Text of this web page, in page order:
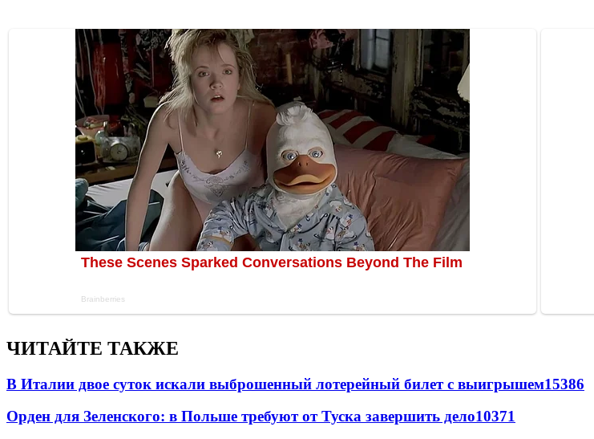
ЧИТАЙТЕ ТАКЖЕ
В Италии двое суток искали выброшенный лотерейный билет с выигрышем15386
Орден для Зеленского: в Польше требуют от Туска завершить дело10371